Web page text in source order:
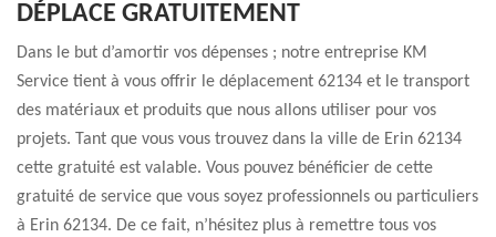
DÉPLACE GRATUITEMENT
Dans le but d’amortir vos dépenses ; notre entreprise KM
Service tient à vous offrir le déplacement 62134 et le transport
des matériaux et produits que nous allons utiliser pour vos
projets. Tant que vous vous trouvez dans la ville de Erin 62134
cette gratuité est valable. Vous pouvez bénéficier de cette
gratuité de service que vous soyez professionnels ou particuliers
à Erin 62134. De ce fait, n’hésitez plus à remettre tous vos